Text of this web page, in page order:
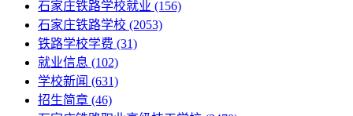
石家庄铁路学校就业 (156)
石家庄铁路学校 (2053)
铁路学校学费 (31)
就业信息 (102)
学校新闻 (631)
招生简章 (46)